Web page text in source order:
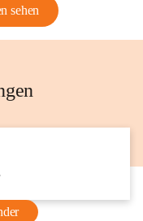
sehen